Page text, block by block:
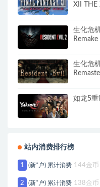
XII THE
生化危
生化危
如龙5重
站内消费排行榜
1 (新*户) 累计消费 144金币
2 (新*户) 累计消费 138金币